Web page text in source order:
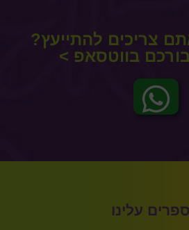
צריכים להתייעץ?
בווטסאפ >
עלינו